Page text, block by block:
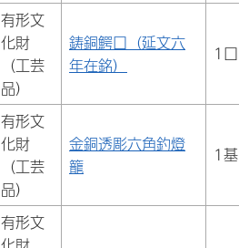
有形文
化財
（工芸
品）
鋳銅鰐口（延文六
年在銘）
1口
有形文
化財
（工芸
品）
金銅透彫六角釣燈
籠
1基
有形文